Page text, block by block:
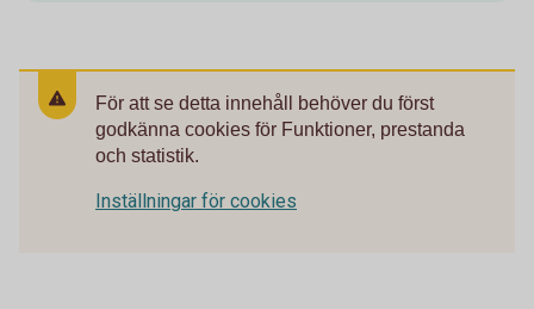
För att se detta innehåll behöver du först
godkänna cookies för Funktioner, prestanda
och statistik.
Inställningar för cookies